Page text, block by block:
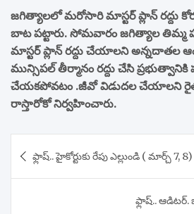
జగిత్యాలలో మరోసారి మాస్టర్‌ ప్లాన్‌ రద్దు
బాట పట్టారు. సోమవారం జగిత్యాల తిమ్మ
మాస్టర్‌ ప్లాన్‌ రద్దు చేయాలని అన్నదాతల
మున్సిపల్‌ తీర్మానం రద్దు చేసి
చేయకపోవటం .జీవో విడుదల చేయాలని
రాస్తారోకో నిర్వహించారు.
navigation
ఫ్లాష్.. హైకోర్టుకు రేపు ఎల్లుండి ( మార్చ్ 7,
ఫ్లాష్..